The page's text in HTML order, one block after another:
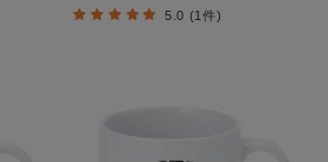
5.0 (1件)